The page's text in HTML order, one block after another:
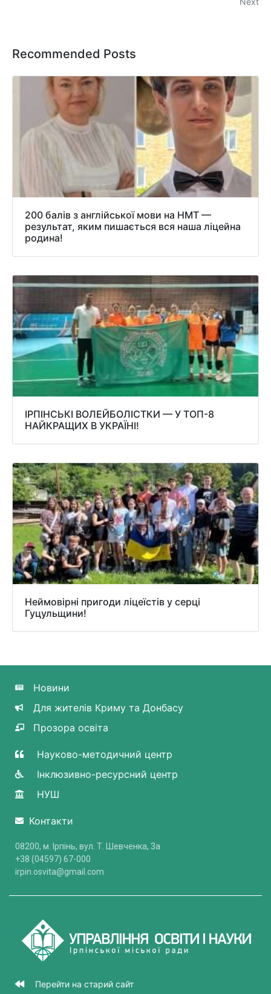
Recommended Posts
200 балів з англійської мови на НМТ —
результат, яким пишається вся наша ліцейна
родина!
ІРПІНСЬКІ ВОЛЕЙБОЛІСТКИ — У ТОП-8
НАЙКРАЩИХ В УКРАЇНІ!
Неймовірні пригоди ліцеїстів у серці
Гуцульщини!
Новини
Для жителів Криму та Донбасу
Прозора освіта
Науково-методичний центр
Інклюзивно-ресурсний центр
НУШ
Контакти
08200, м. Ірпінь, вул. Т. Шевченка, 3a
+38 (04597) 67-000
irpin.osvita@gmail.com
Перейти на старий сайт